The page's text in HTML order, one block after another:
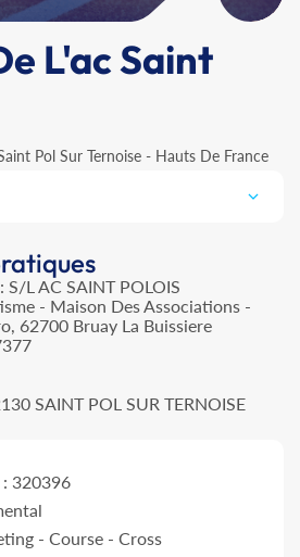
L'ac Saint
Pol Sur Ternoise - Hauts De France
S/L AC SAINT POLOIS
- Maison Des Associations -
62700 Bruay La Buissiere
SAINT POL SUR TERNOISE
: 320396
- Course - Cross